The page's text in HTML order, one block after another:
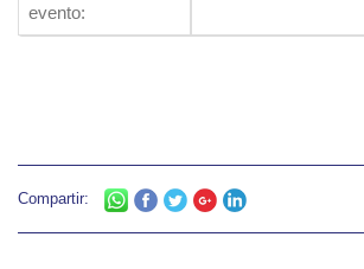
evento:
Compartir: